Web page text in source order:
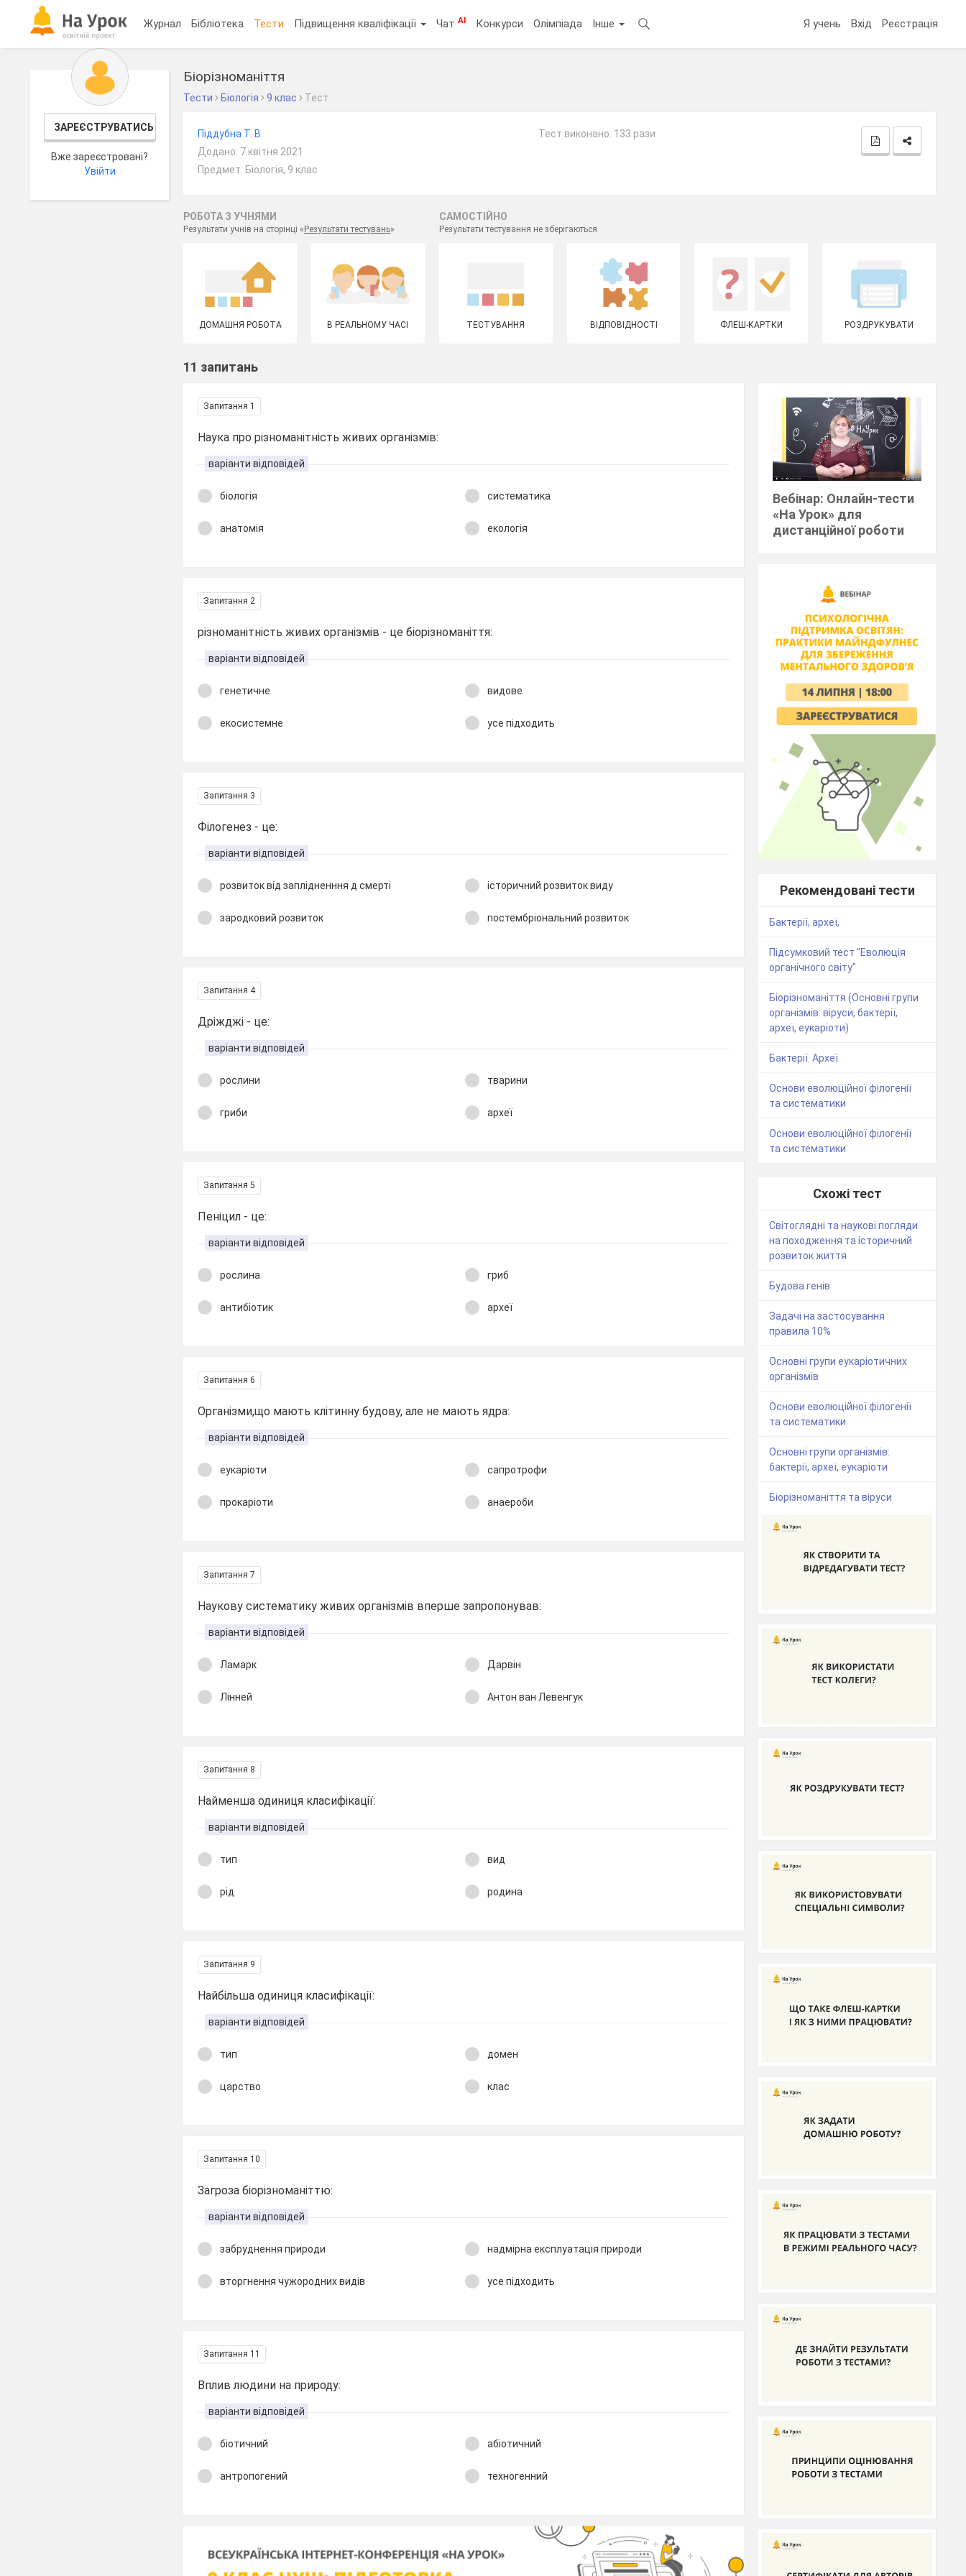
Журнал Бібліотека Тести Підвищення кваліфікації ЧатAI Конкурси Олімпіада Інше Я учень Вхід Реєстрація
ЗАРЕЄСТРУВАТИСЬ
Вже зареєстровані?
Увійти
Біорізноманіття
Тести Біологія 9 клас Тест
Піддубна Т. В.
Додано: 7 квітня 2021
Предмет: Біологія, 9 клас
Тест виконано: 133 рази
РОБОТА З УЧНЯМИ
Результати учнів на сторінці « Результати тестувань»
САМОСТІЙНО
Результати тестування не зберігаються
ДОМАШНЯ РОБОТА В РЕАЛЬНОМУ ЧАСІ ТЕСТУВАННЯ ВІДПОВІДНОСТІ ФЛЕШ-КАРТКИ РОЗДРУКУВАТИ
11 запитань
Запитання 1
Наука про різноманітність живих організмів:
варіанти відповідей
біологія систематика
анатомія екологія
Запитання 2
різноманітність живих організмів - це біорізноманіття:
варіанти відповідей
генетичне видове
екосистемне усе підходить
Запитання 3
Філогенез - це:
варіанти відповідей
розвиток від заплідненння д смерті історичний розвиток виду
зародковий розвиток постембріональний розвиток
Запитання 4
Дріжджі - це:
варіанти відповідей
рослини тварини
гриби археї
Запитання 5
Пеніцил - це:
варіанти відповідей
рослина гриб
антибіотик археї
Запитання 6
Організми,що мають клітинну будову, але не мають ядра:
варіанти відповідей
еукаріоти сапротрофи
прокаріоти анаероби
Запитання 7
Наукову систематику живих організмів вперше запропонував:
варіанти відповідей
Ламарк Дарвін
Лінней Антон ван Левенгук
Запитання 8
Найменша одиниця класифікації:
варіанти відповідей
тип вид
рід родина
Запитання 9
Найбільша одиниця класифікації:
варіанти відповідей
тип домен
царство клас
Запитання 10
Загроза біорізноманіттю:
варіанти відповідей
забруднення природи надмірна експлуатація природи
вторгнення чужородних видів усе підходить
Запитання 11
Вплив людини на природу:
варіанти відповідей
біотичний абіотичний
антропогений техногенний
Вебінар: Онлайн-тести
«На Урок» для
дистанційної роботи
Рекомендовані тести
Бактерії, археї,
Підсумковий тест "Еволюція
органічного світу"
Біорізноманіття (Основні групи
організмів: віруси, бактерії,
археї, еукаріоти)
Бактерії. Археї
Основи еволюційної філогенії
та систематики
Основи еволюційної філогенії
та систематики
Схожі тест
Світоглядні та наукові погляди
на походження та історичний
розвиток життя
Будова генів
Задачі на застосування
правила 10%
Основні групи еукаріотичних
організмів
Основи еволюційної філогенії
та систематики
Основні групи організмів:
бактерії, археї, еукаріоти
Біорізноманіття та віруси